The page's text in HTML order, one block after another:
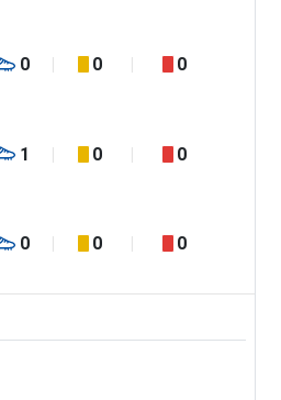
0 0 0
1 0 0
0 0 0